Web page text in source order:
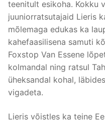
teenitult esikoha. Kokku
juuniorratsutajaid Lieris
mõlemaga edukas ka
kahefaasilisena samuti
Foxstop Van Essene
kolmandal ning ratsul
üheksandal kohal,
vigadeta.
Lieris võistles ka teine